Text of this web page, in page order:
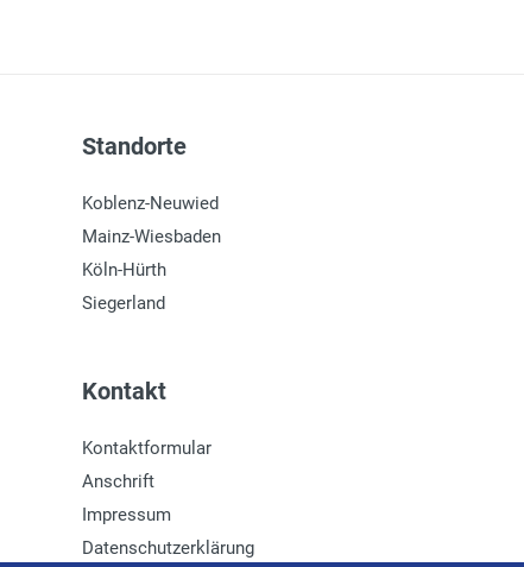
Standorte
Koblenz-Neuwied
Mainz-Wiesbaden
Köln-Hürth
Siegerland
Kontakt
Kontaktformular
Anschrift
Impressum
Datenschutzerklärung